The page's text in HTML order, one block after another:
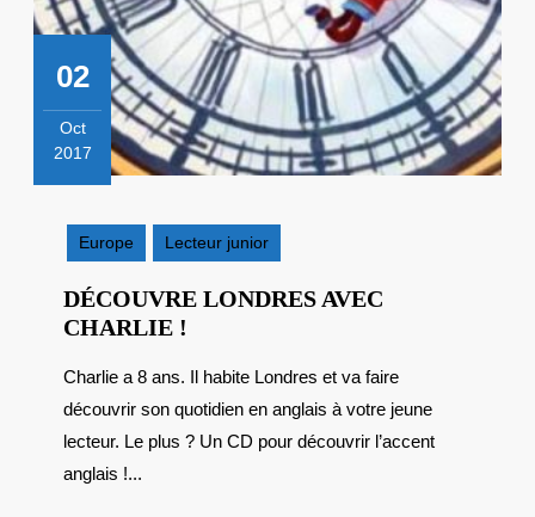
02
Oct
2017
2017
Europe
Lecteur junior
DÉCOUVRE LONDRES AVEC
CHARLIE !
AVEC
CHARLIE
!
Charlie a 8 ans. Il habite Londres et va faire
découvrir son quotidien en anglais à votre jeune
lecteur. Le plus ? Un CD pour découvrir l’accent
anglais !...